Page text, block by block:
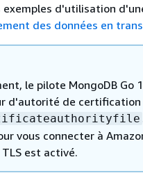
exemples d'utilisation
des données en
le pilote MongoDB Go
d'autorité de certification
vous connecter à
est activé.